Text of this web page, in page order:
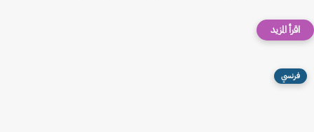
فرنسي